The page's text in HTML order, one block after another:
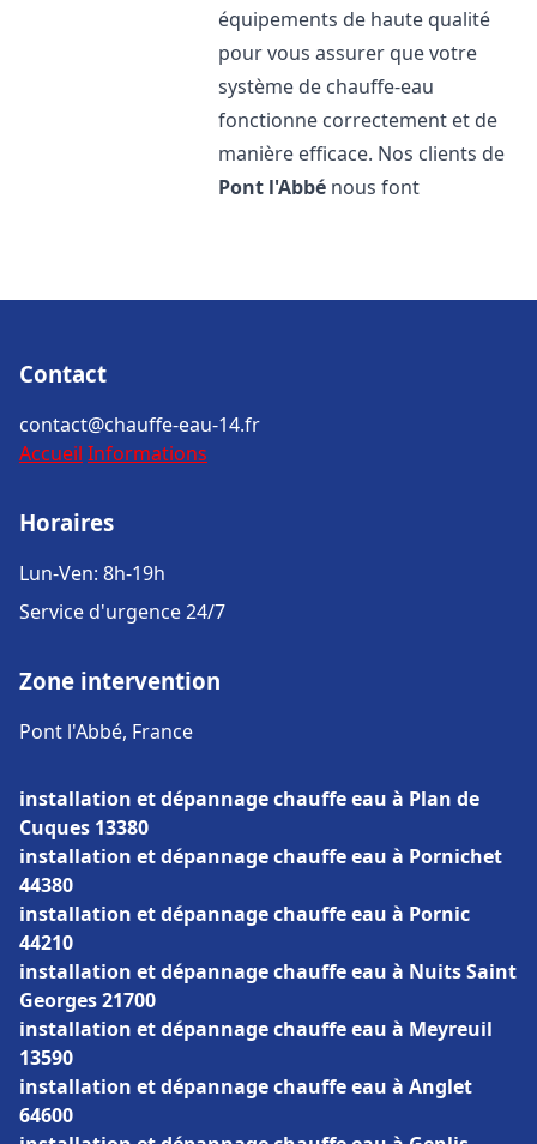
équipements de haute qualité
pour vous assurer que votre
système de chauffe-eau
fonctionne correctement et de
manière efficace. Nos clients de
Pont l'Abbé nous font
Contact
contact@chauffe-eau-14.fr
Accueil Informations
Horaires
Lun-Ven: 8h-19h
Service d'urgence 24/7
Zone intervention
Pont l'Abbé, France
installation et dépannage chauffe eau à Plan de
Cuques 13380
installation et dépannage chauffe eau à Pornichet
44380
installation et dépannage chauffe eau à Pornic
44210
installation et dépannage chauffe eau à Nuits Saint
Georges 21700
installation et dépannage chauffe eau à Meyreuil
13590
installation et dépannage chauffe eau à Anglet
64600